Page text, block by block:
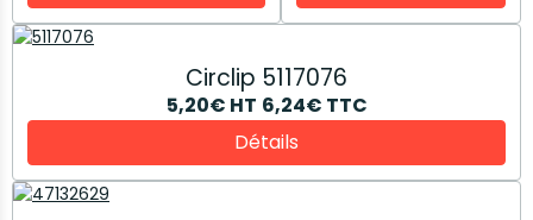
Circlip 5117076
5,20€ HT 6,24€ TTC
Détails